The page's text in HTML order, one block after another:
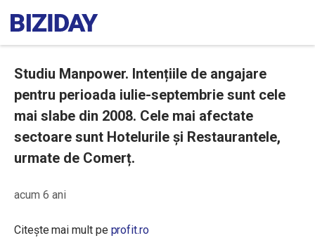
Studiu Manpower. Intențiile de angajare
pentru perioada iulie-septembrie sunt cele
mai slabe din 2008. Cele mai afectate
sectoare sunt Hotelurile și Restaurantele,
urmate de Comerț.
acum 6 ani
Citește mai mult pe profit.ro